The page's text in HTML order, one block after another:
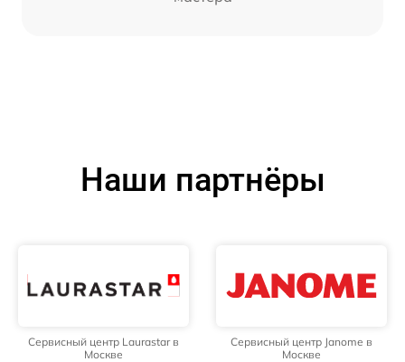
Наши партнёры
Сервисный центр Laurastar в
Москве
Сервисный центр Janome в
Москве